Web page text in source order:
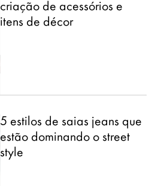
criação de acessórios e
itens de décor
5 estilos de saias jeans que
estão dominando o street
style